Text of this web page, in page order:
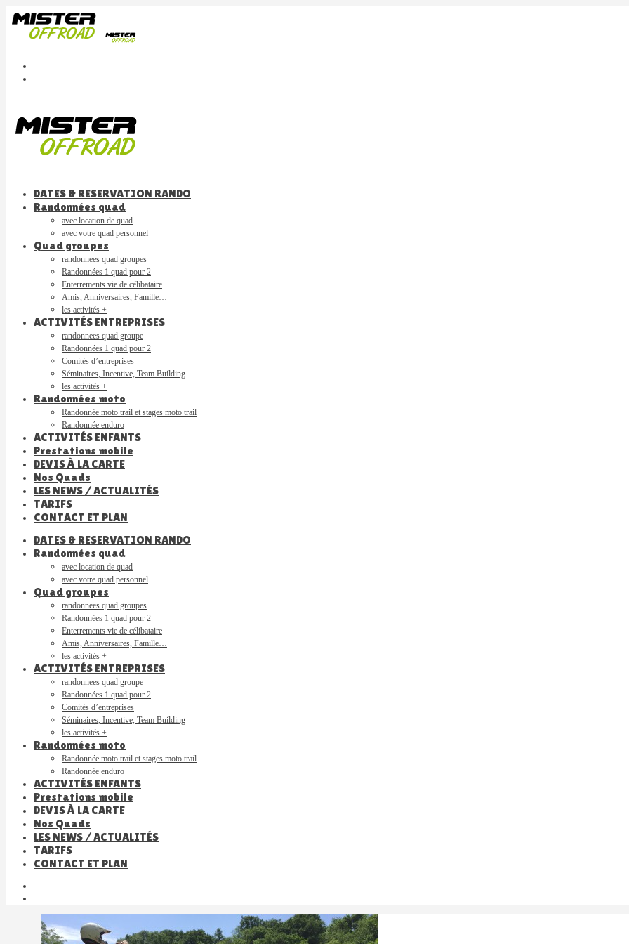
DATES & RESERVATION RANDO
Randonnées quad
avec location de quad
avec votre quad personnel
Quad groupes
randonnees quad groupes
Randonnées 1 quad pour 2
Enterrements vie de célibataire
Amis, Anniversaires, Famille…
les activités +
ACTIVITÉS ENTREPRISES
randonnees quad groupe
Randonnées 1 quad pour 2
Comités d’entreprises
Séminaires, Incentive, Team Building
les activités +
Randonnées moto
Randonnée moto trail et stages moto trail
Randonnée enduro
ACTIVITÉS ENFANTS
Prestations mobile
DEVIS À LA CARTE
Nos Quads
LES NEWS / ACTUALITÉS
TARIFS
CONTACT ET PLAN
DATES & RESERVATION RANDO
Randonnées quad
avec location de quad
avec votre quad personnel
Quad groupes
randonnees quad groupes
Randonnées 1 quad pour 2
Enterrements vie de célibataire
Amis, Anniversaires, Famille…
les activités +
ACTIVITÉS ENTREPRISES
randonnees quad groupe
Randonnées 1 quad pour 2
Comités d’entreprises
Séminaires, Incentive, Team Building
les activités +
Randonnées moto
Randonnée moto trail et stages moto trail
Randonnée enduro
ACTIVITÉS ENFANTS
Prestations mobile
DEVIS À LA CARTE
Nos Quads
LES NEWS / ACTUALITÉS
TARIFS
CONTACT ET PLAN